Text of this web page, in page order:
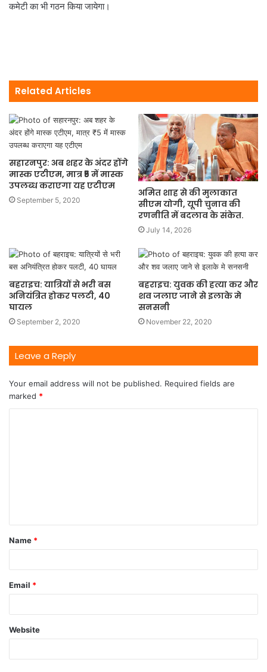
कमेटी का भी गठन किया जायेगा।
Related Articles
सहारनपुर: अब शहर के अंदर होंगे
मास्क एटीएम, मात्र ₹5 में मास्क
उपलब्ध कराएगा यह एटीएम
September 5, 2020
अमित शाह से की मुलाकात
सीएम योगी, यूपी चुनाव की
रणनीति में बदलाव के संकेत.
July 14, 2026
बहराइच: यात्रियों से भरी बस
अनियंत्रित होकर पलटी, 40
घायल
September 2, 2020
बहराइच: युवक की हत्या कर और
शव जलाए जाने से इलाके मे
सनसनी
November 22, 2020
Leave a Reply
Your email address will not be published. Required fields are
marked *
Name *
Email *
Website